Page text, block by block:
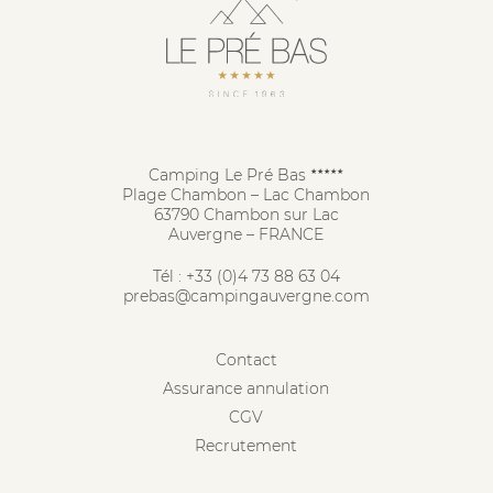
Camping Le Pré Bas ★★★★★
Plage Chambon – Lac Chambon
63790 Chambon sur Lac
Auvergne – FRANCE
Tél : +33 (0)4 73 88 63 04
prebas@campingauvergne.com
Contact
Assurance annulation
CGV
Recrutement